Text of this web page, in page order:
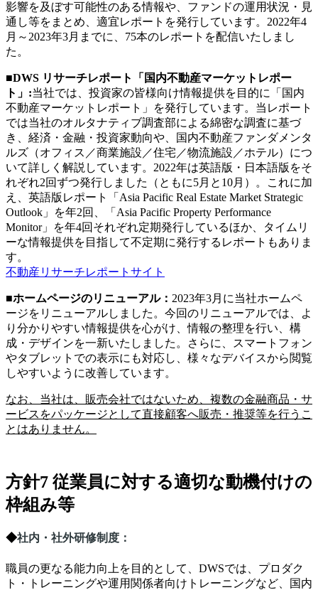
影響を及ぼす可能性のある情報や、ファンドの運用状況・見
通し等をまとめ、適宜レポートを発行しています。2022年4
月～2023年3月までに、75本のレポートを配信いたしまし
た。
■DWS リサーチレポート「国内不動産マーケットレポー
ト」 :当社では、投資家の皆様向け情報提供を目的に「国内
不動産マーケットレポート」を発行しています。当レポート
では当社のオルタナティブ調査部による綿密な調査に基づ
き、経済・金融・投資家動向や、国内不動産ファンダメンタ
ルズ（オフィス／商業施設／住宅／物流施設／ホテル）につ
いて詳しく解説しています。2022年は英語版・日本語版をそ
れぞれ2回ずつ発行しました（ともに5月と10月）。これに加
え、英語版レポート「Asia Pacific Real Estate Market Strategic
Outlook」を年2回、「Asia Pacific Property Performance
Monitor」を年4回それぞれ定期発行しているほか、タイムリ
ーな情報提供を目指して不定期に発行するレポートもありま
す。
不動産リサーチレポートサイト
■ホームページのリニューアル： 2023年3月に当社ホームペ
ージをリニューアルしました。今回のリニューアルでは、よ
り分かりやすい情報提供を心がけ、情報の整理を行い、構
成・デザインを一新いたしました。さらに、スマートフォン
やタブレットでの表示にも対応し、様々なデバイスから閲覧
しやすいように改善しています。
なお、当社は、販売会社ではないため、複数の金融商品・サ
ービスをパッケージとして直接顧客へ販売・推奨等を行うこ
とはありません。
方針7 従業員に対する適切な動機付けの
枠組み等
◆社内・社外研修制度：
職員の更なる能力向上を目的として、 DWSでは、プロダク
ト・トレーニングや運用関係者向けトレーニングなど、国内